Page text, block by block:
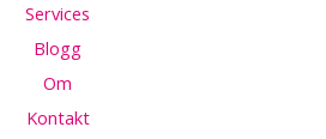
Services
Blogg
Om
Kontakt